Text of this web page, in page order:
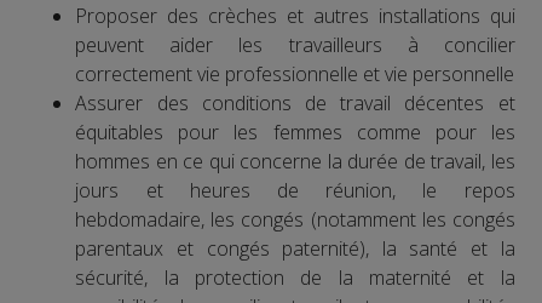
Proposer des crèches et autres installations qui
peuvent aider les travailleurs à concilier
correctement vie professionnelle et vie personnelle
Assurer des conditions de travail décentes et
équitables pour les femmes comme pour les
hommes en ce qui concerne la durée de travail, les
jours et heures de réunion, le repos
hebdomadaire, les congés (notamment les congés
parentaux et congés paternité), la santé et la
sécurité, la protection de la maternité et la